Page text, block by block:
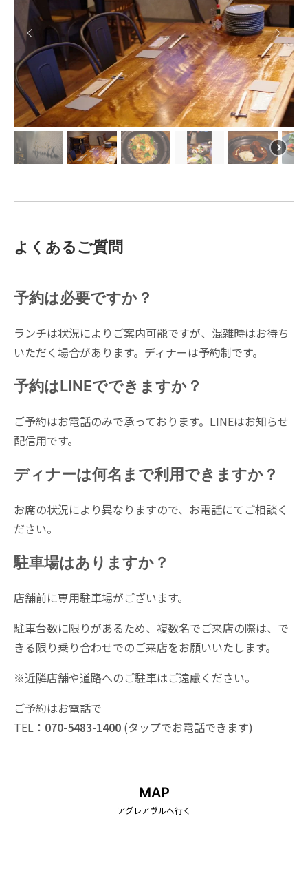
ガレットランチ
トマトソース または クリームソース セット内容
前菜のお皿
自家製スープ
自家製パン
リゾットランチ
セット内容
前菜のお皿
自家製パン
ドルチェ付き
2,090円〜 ドルチェ無し：1,870円
ピザ
ピザは単品でのご注文となります。
クワトロフォルマッジ：1,820円
ドリンク
生ビール：660円
ワイン（赤・白）：660円
ノンアルコールビール：495円
※価格はすべて税込み表示です
生ハムのサラダ：1,045円
カプレーゼ：1,320円
カルパッチョ：1,430円
マスカルポーネチーズとナッツのディップ（パン付き）：
1,320円
パスタ
ペスカトーレ：1,760円
カルボナーラ：1,540円
ピザ
クワトロフォルマッジ：1,870円
生ハムとお野菜のピザ：2,090円
本日のリゾット：1,320円
自家製パン：500円
※価格はすべて税込み表示です
ご予約について
ディナーは予約中心での営業となります。 ご来店前にお電話で
よくあるご質問
予約は必要ですか？
ランチは状況によりご案内可能ですが、混雑時はお待ち
いただく場合があります。ディナーは予約制です。
予約はLINEでできますか？
ご予約はお電話のみで承っております。LINEはお知らせ
配信用です。
ディナーは何名まで利用できますか？
お席の状況により異なりますので、お電話にてご相談く
ださい。
駐車場はありますか？
店舗前に専用駐車場がございます。
駐車台数に限りがあるため、複数名でご来店の際は、で
きる限り乗り合わせでのご来店をお願いいたします。
※近隣店舗や道路へのご駐車はご遠慮ください。
ご予約はお電話で
TEL： 070-5483-1400 (タップでお電話できます)
MAP
アグレアヴルへ行く